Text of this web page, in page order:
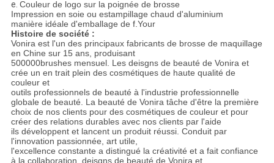
e. Couleur de logo sur la poignée de brosse
Impression en soie ou estampillage chaud d'aluminium
manière idéale d'emballage de f.Your
Histoire de société :
Vonira est l'un des principaux fabricants de brosse de maquillage
en Chine sur 15 ans, produisant
500000brushes mensuel. Les deisgns de beauté de Vonira et
crée un en trait plein des cosmétiques de haute qualité de
couleur et
outils professionnels de beauté à l'industrie professionnelle
globale de beauté. La beauté de Vonira tâche d'être la première
choix de nos clients pour des cosmétiques de couleur et pour
créer des relations durables avec nos clients par l'aide
ils développent et lancent un produit réussi. Conduit par
l'innovation passionnée, art utile,
l'excellence constante a distingué la créativité et a fait confiance
à la collaboration, deisgns de beauté de Vonira et